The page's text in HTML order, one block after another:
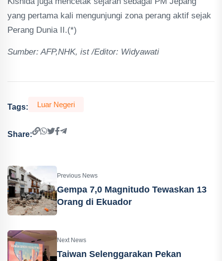
yang pertama kali mengunjungi zona perang aktif sejak
Perang Dunia II.(*)
Sumber: AFP,NHK, ist /Editor: Widyawati
Tags: Luar Negeri
Share:
Previous News
Gempa 7,0 Magnitudo Tewaskan 13
Orang di Ekuador
Next News
Taiwan Selenggarakan Pekan